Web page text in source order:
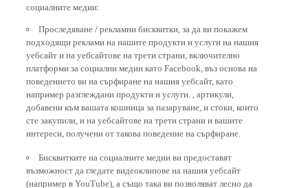
социалните медии:
Проследяване / рекламни бисквитки, за да ви покажем
подходящи реклами на нашите продукти и услуги на нашия
уебсайт и на уебсайтове на трети страни, включително
платформи за социални медии като Facebook, въз основа на
поведението ви на сърфиране на нашия уебсайт, като
например разглеждани продукти и услуги. , артикули,
добавени към вашата кошница за пазаруване, и стоки, които
сте закупили, и на уебсайтове на трети страни и вашите
интереси, получени от такова поведение на сърфиране.
Бисквитките на социалните медии ви предоставят
възможност да гледате видеоклипове на нашия уебсайт
(например в YouTube), а също така ви позволяват лесно да